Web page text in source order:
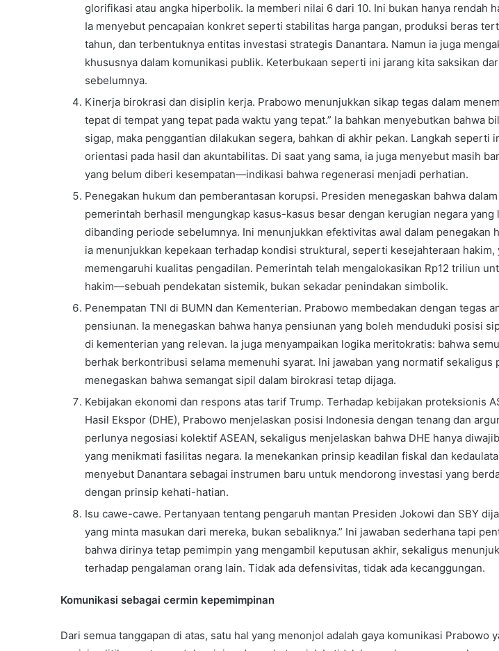
glorifikasi atau angka hiperbolik. Ia memberi nilai 6 dari 10. Ini bukan hanya rendah
Ia menyebut pencapaian konkret seperti stabilitas harga pangan, produksi beras
tahun, dan terbentuknya entitas investasi strategis Danantara. Namun ia juga
khususnya dalam komunikasi publik. Keterbukaan seperti ini jarang kita saksikan
sebelumnya.
Kinerja birokrasi dan disiplin kerja. Prabowo menunjukkan sikap tegas dalam
tepat di tempat yang tepat pada waktu yang tepat.” Ia bahkan menyebutkan bahwa
sigap, maka penggantian dilakukan segera, bahkan di akhir pekan. Langkah seperti
orientasi pada hasil dan akuntabilitas. Di saat yang sama, ia juga menyebut masih
yang belum diberi kesempatan—indikasi bahwa regenerasi menjadi perhatian.
Penegakan hukum dan pemberantasan korupsi. Presiden menegaskan bahwa
pemerintah berhasil mengungkap kasus-kasus besar dengan kerugian negara yang
dibanding periode sebelumnya. Ini menunjukkan efektivitas awal dalam penegakan
ia menunjukkan kepekaan terhadap kondisi struktural, seperti kesejahteraan hakim,
memengaruhi kualitas pengadilan. Pemerintah telah mengalokasikan Rp12 triliun
hakim—sebuah pendekatan sistemik, bukan sekadar penindakan simbolik.
Penempatan TNI di BUMN dan Kementerian. Prabowo membedakan dengan tegas
pensiunan. Ia menegaskan bahwa hanya pensiunan yang boleh menduduki posisi
di kementerian yang relevan. Ia juga menyampaikan logika meritokratis: bahwa
berhak berkontribusi selama memenuhi syarat. Ini jawaban yang normatif sekaligus
menegaskan bahwa semangat sipil dalam birokrasi tetap dijaga.
Kebijakan ekonomi dan respons atas tarif Trump. Terhadap kebijakan proteksionis
Hasil Ekspor (DHE), Prabowo menjelaskan posisi Indonesia dengan tenang dan
perlunya negosiasi kolektif ASEAN, sekaligus menjelaskan bahwa DHE hanya
yang menikmati fasilitas negara. Ia menekankan prinsip keadilan fiskal dan
menyebut Danantara sebagai instrumen baru untuk mendorong investasi yang
dengan prinsip kehati-hatian.
Isu cawe-cawe. Pertanyaan tentang pengaruh mantan Presiden Jokowi dan SBY
yang minta masukan dari mereka, bukan sebaliknya.” Ini jawaban sederhana tapi
bahwa dirinya tetap pemimpin yang mengambil keputusan akhir, sekaligus
terhadap pengalaman orang lain. Tidak ada defensivitas, tidak ada kecanggungan.
Komunikasi sebagai cermin kepemimpinan
Dari semua tanggapan di atas, satu hal yang menonjol adalah gaya komunikasi Prabowo